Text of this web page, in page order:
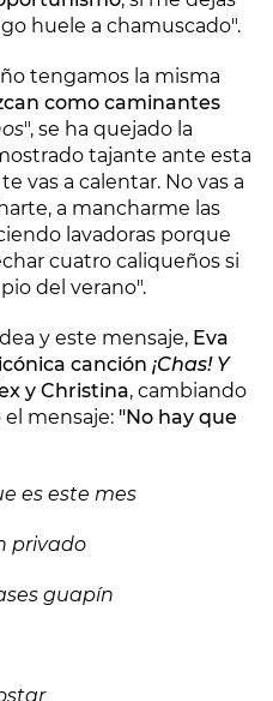
huele a chamuscado".
tengamos la misma
como caminantes
", se ha quejado la
tajante ante esta
vas a calentar. No vas a
a mancharme las
lavadoras porque
cuatro caliqueños si
del verano".
y este mensaje, Eva
canción ¡Chas! Y
y Christina, cambiando
el mensaje: "No hay que
es este mes
privado
guapín